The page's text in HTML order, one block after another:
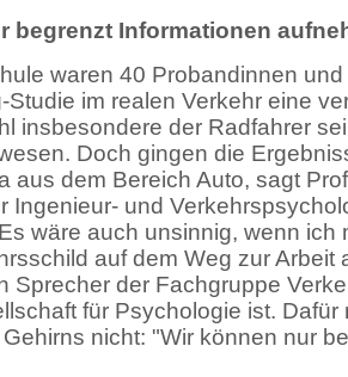
begrenzt Informationen
waren 40 Probandinnen
Studie im realen Verkehr eine
insbesondere der Radfahrer
Doch gingen die
aus dem Bereich Auto, sagt
Ingenieur- und
wäre auch unsinnig, wenn ich
auf dem Weg zur Arbeit
Sprecher der Fachgruppe
für Psychologie ist. Dafür
nicht: "Wir können nur